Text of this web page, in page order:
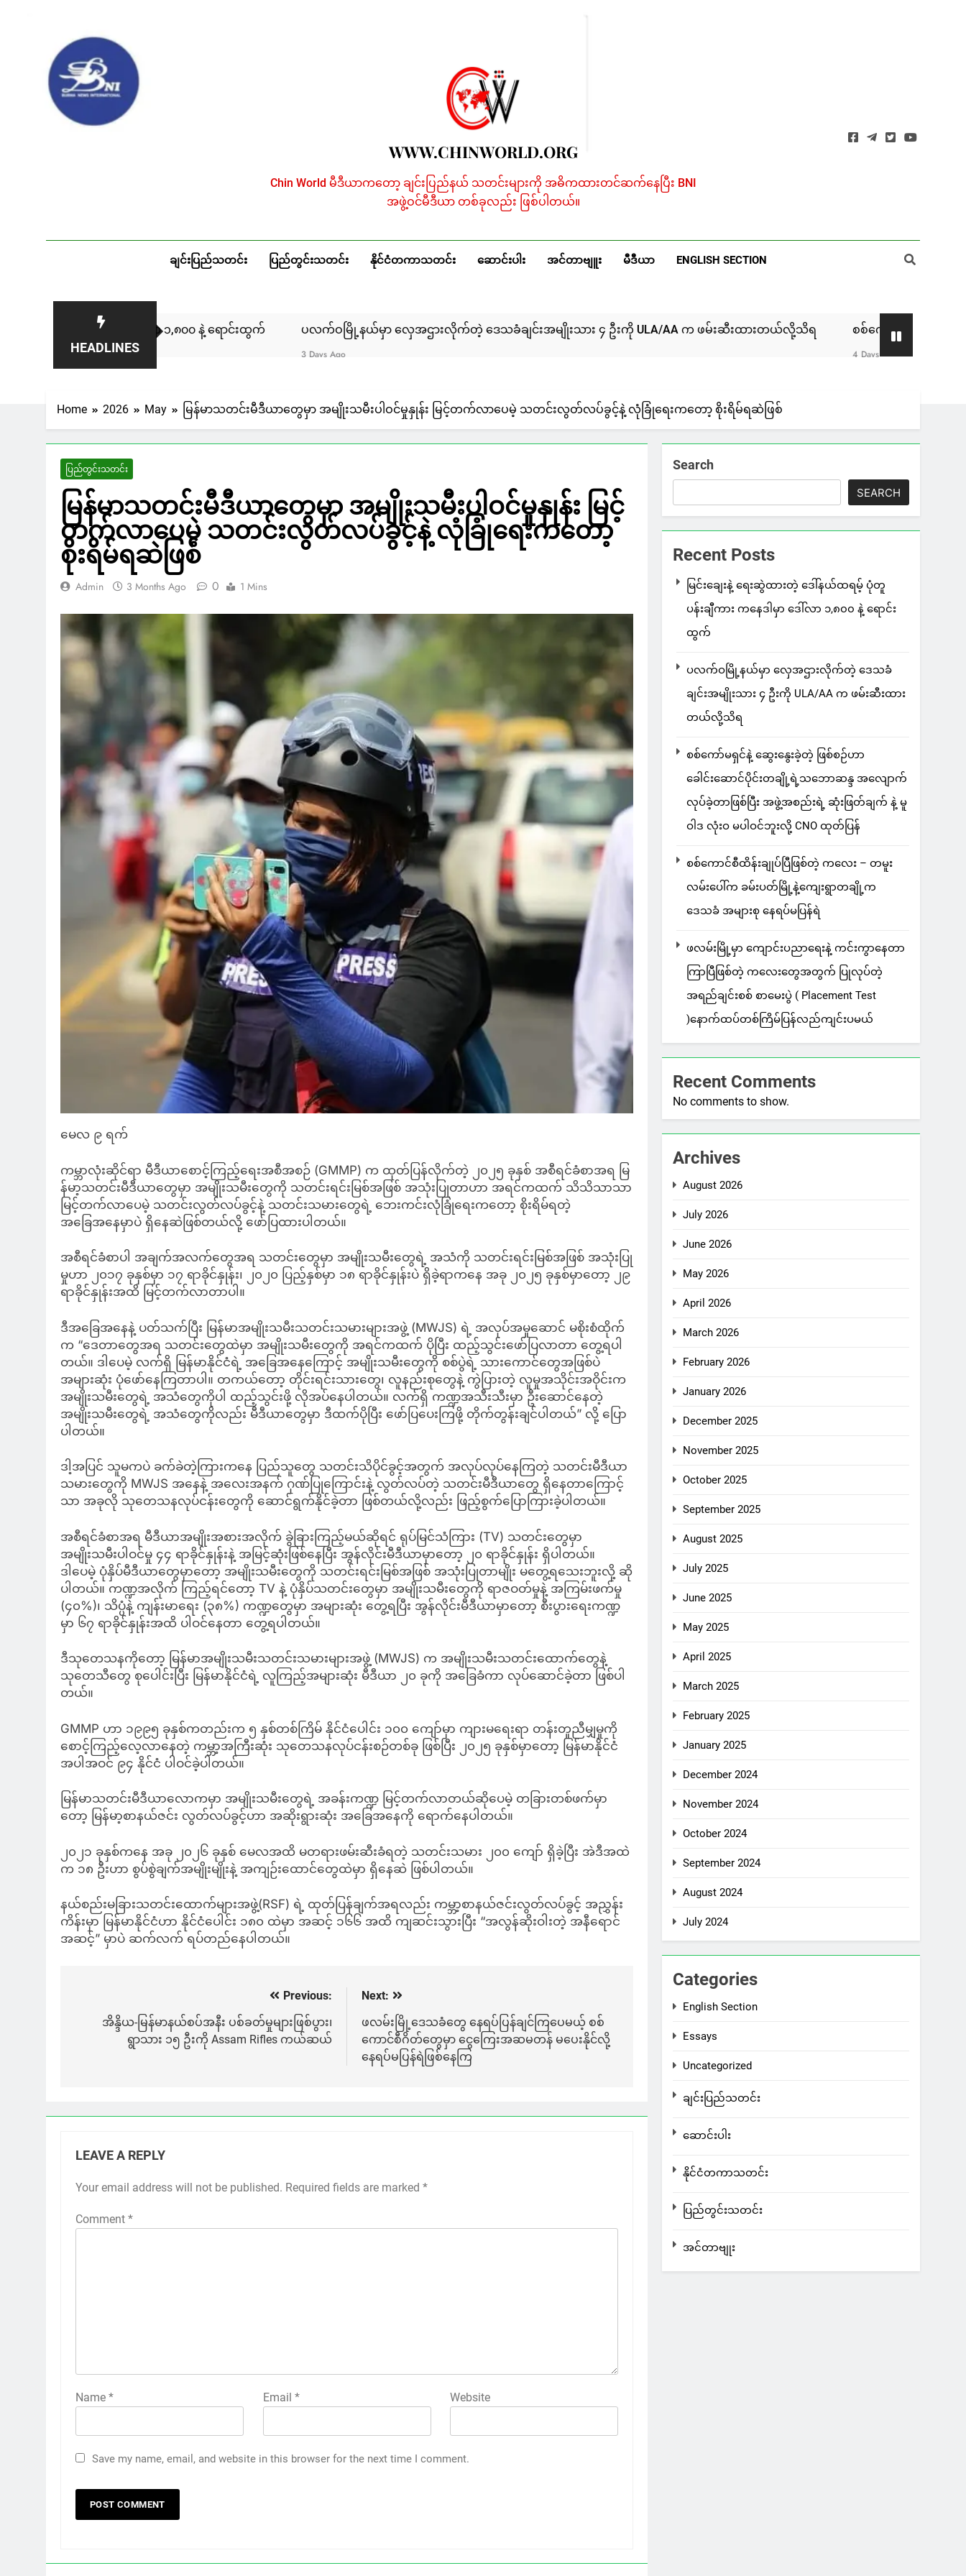
WWW.CHINWORLD.ORG
Chin World မီဒီယာကတော့ ချင်းပြည်နယ် သတင်းများကို အဓိကထားတင်ဆက်နေပြီး BNI
အဖွဲ့ဝင်မီဒီယာ တစ်ခုလည်း ဖြစ်ပါတယ်။
ချင်းပြည်သတင်း ပြည်တွင်းသတင်း နိုင်ငံတကာသတင်း ဆောင်းပါး အင်တာဗျူး မီဒီယာ ENGLISH SECTION
HEADLINES
ဒါမှာ ဒေါ်လာ ၁,၈၀၀ နဲ့ ရောင်းထွက် ပလက်ဝမြို့နယ်မှာ လှေအဌားလိုက်တဲ့ ဒေသခံချင်းအမျိုးသား ၄ ဦးကို ULA/AA က ဖမ်းဆီးထားတယ်လို့သိရ စစ်ကော်မရှင်နဲ့ ဆွေးနွေးခဲ့တဲ့ ဖြစ်စဉ်ဟာ
Home 2026 May မြန်မာသတင်းမီဒီယာတွေမှာ အမျိုးသမီးပါဝင်မှုနှုန်း မြင့်တက်လာပေမဲ့ သတင်းလွတ်လပ်ခွင့်နဲ့ လုံခြုံရေးကတော့ စိုးရိမ်ရဆဲဖြစ်
ပြည်တွင်းသတင်း
မြန်မာသတင်းမီဒီယာတွေမှာ အမျိုးသမီးပါဝင်မှုနှုန်း မြင့်
တက်လာပေမဲ့ သတင်းလွတ်လပ်ခွင့်နဲ့ လုံခြုံရေးကတော့
စိုးရိမ်ရဆဲဖြစ်
Admin 3 Months Ago 0 1 Mins
မေလ ၉ ရက်
ကမ္ဘာလုံးဆိုင်ရာ မီဒီယာစောင့်ကြည့်ရေးအစီအစဉ် (GMMP) က ထုတ်ပြန်လိုက်တဲ့ ၂၀၂၅ ခုနှစ် အစီရင်ခံစာအရ မြ
န်မာ့သတင်းမီဒီယာတွေမှာ အမျိုးသမီးတွေကို သတင်းရင်းမြစ်အဖြစ် အသုံးပြုတာဟာ အရင်ကထက် သိသိသာသာ
မြင့်တက်လာပေမဲ့ သတင်းလွတ်လပ်ခွင့်နဲ့ သတင်းသမားတွေရဲ့ ဘေးကင်းလုံခြုံရေးကတော့ စိုးရိမ်ရတဲ့
အခြေအနေမှာပဲ ရှိနေဆဲဖြစ်တယ်လို့ ဖော်ပြထားပါတယ်။
အစီရင်ခံစာပါ အချက်အလက်တွေအရ သတင်းတွေမှာ အမျိုးသမီးတွေရဲ့ အသံကို သတင်းရင်းမြစ်အဖြစ် အသုံးပြု
မှုဟာ ၂၀၁၇ ခုနှစ်မှာ ၁၇ ရာခိုင်နှုန်း၊ ၂၀၂၀ ပြည့်နှစ်မှာ ၁၈ ရာခိုင်နှုန်းပဲ ရှိခဲ့ရာကနေ အခု ၂၀၂၅ ခုနှစ်မှာတော့ ၂၉
ရာခိုင်နှုန်းအထိ မြင့်တက်လာတာပါ။
ဒီအခြေအနေနဲ့ ပတ်သက်ပြီး မြန်မာအမျိုးသမီးသတင်းသမားများအဖွဲ့ (MWJS) ရဲ့ အလုပ်အမှုဆောင် မစိုးစံထိုက်
က “ဒေတာတွေအရ သတင်းတွေထဲမှာ အမျိုးသမီးတွေကို အရင်ကထက် ပိုပြီး ထည့်သွင်းဖော်ပြလာတာ တွေ့ရပါ
တယ်။ ဒါပေမဲ့ လက်ရှိ မြန်မာနိုင်ငံရဲ့ အခြေအနေကြောင့် အမျိုးသမီးတွေကို စစ်ပွဲရဲ့ သားကောင်တွေအဖြစ်ပဲ
အများဆုံး ပုံဖော်နေကြတာပါ။ တကယ်တော့ တိုင်းရင်းသားတွေ၊ လူနည်းစုတွေနဲ့ ကွဲပြားတဲ့ လူမှုအသိုင်းအဝိုင်းက
အမျိုးသမီးတွေရဲ့ အသံတွေကိုပါ ထည့်သွင်းဖို့ လိုအပ်နေပါတယ်။ လက်ရှိ ကဏ္ဍအသီးသီးမှာ ဦးဆောင်နေတဲ့
အမျိုးသမီးတွေရဲ့ အသံတွေကိုလည်း မီဒီယာတွေမှာ ဒီထက်ပိုပြီး ဖော်ပြပေးကြဖို့ တိုက်တွန်းချင်ပါတယ်” လို့ ပြော
ပါတယ်။
ဒါ့အပြင် သူမကပဲ ခက်ခဲတဲ့ကြားကနေ ပြည်သူတွေ သတင်းသိပိုင်ခွင့်အတွက် အလုပ်လုပ်နေကြတဲ့ သတင်းမီဒီယာ
သမားတွေကို MWJS အနေနဲ့ အလေးအနက် ဂုဏ်ပြုကြောင်းနဲ့ လွတ်လပ်တဲ့ သတင်းမီဒီယာတွေ ရှိနေတာကြောင့်
သာ အခုလို သုတေသနလုပ်ငန်းတွေကို ဆောင်ရွက်နိုင်ခဲ့တာ ဖြစ်တယ်လို့လည်း ဖြည့်စွက်ပြောကြားခဲ့ပါတယ်။
အစီရင်ခံစာအရ မီဒီယာအမျိုးအစားအလိုက် ခွဲခြားကြည့်မယ်ဆိုရင် ရုပ်မြင်သံကြား (TV) သတင်းတွေမှာ
အမျိုးသမီးပါဝင်မှု ၄၄ ရာခိုင်နှုန်းနဲ့ အမြင့်ဆုံးဖြစ်နေပြီး အွန်လိုင်းမီဒီယာမှာတော့ ၂၀ ရာခိုင်နှုန်း ရှိပါတယ်။
ဒါပေမဲ့ ပုံနှိပ်မီဒီယာတွေမှာတော့ အမျိုးသမီးတွေကို သတင်းရင်းမြစ်အဖြစ် အသုံးပြုတာမျိုး မတွေ့ရသေးဘူးလို့ ဆို
ပါတယ်။ ကဏ္ဍအလိုက် ကြည့်ရင်တော့ TV နဲ့ ပုံနှိပ်သတင်းတွေမှာ အမျိုးသမီးတွေကို ရာဇဝတ်မှုနဲ့ အကြမ်းဖက်မှု
(၄၀%)၊ သိပ္ပံနဲ့ ကျန်းမာရေး (၃၈%) ကဏ္ဍတွေမှာ အများဆုံး တွေ့ရပြီး အွန်လိုင်းမီဒီယာမှာတော့ စီးပွားရေးကဏ္ဍ
မှာ ၆၇ ရာခိုင်နှုန်းအထိ ပါဝင်နေတာ တွေ့ရပါတယ်။
ဒီသုတေသနကိုတော့ မြန်မာအမျိုးသမီးသတင်းသမားများအဖွဲ့ (MWJS) က အမျိုးသမီးသတင်းထောက်တွေနဲ့
သုတေသီတွေ စုပေါင်းပြီး မြန်မာနိုင်ငံရဲ့ လူကြည့်အများဆုံး မီဒီယာ ၂၀ ခုကို အခြေခံကာ လုပ်ဆောင်ခဲ့တာ ဖြစ်ပါ
တယ်။
GMMP ဟာ ၁၉၉၅ ခုနှစ်ကတည်းက ၅ နှစ်တစ်ကြိမ် နိုင်ငံပေါင်း ၁၀၀ ကျော်မှာ ကျားမရေးရာ တန်းတူညီမျှမှုကို
စောင့်ကြည့်လေ့လာနေတဲ့ ကမ္ဘာ့အကြီးဆုံး သုတေသနလုပ်ငန်းစဉ်တစ်ခု ဖြစ်ပြီး ၂၀၂၅ ခုနှစ်မှာတော့ မြန်မာနိုင်ငံ
အပါအဝင် ၉၄ နိုင်ငံ ပါဝင်ခဲ့ပါတယ်။
မြန်မာသတင်းမီဒီယာလောကမှာ အမျိုးသမီးတွေရဲ့ အခန်းကဏ္ဍ မြင့်တက်လာတယ်ဆိုပေမဲ့ တခြားတစ်ဖက်မှာ
တော့ မြန်မာ့စာနယ်ဇင်း လွတ်လပ်ခွင့်ဟာ အဆိုးရွားဆုံး အခြေအနေကို ရောက်နေပါတယ်။
၂၀၂၁ ခုနှစ်ကနေ အခု ၂၀၂၆ ခုနှစ် မေလအထိ မတရားဖမ်းဆီးခံရတဲ့ သတင်းသမား ၂၀၀ ကျော် ရှိခဲ့ပြီး အဲဒီအထဲ
က ၁၈ ဦးဟာ စွပ်စွဲချက်အမျိုးမျိုးနဲ့ အကျဉ်းထောင်တွေထဲမှာ ရှိနေဆဲ ဖြစ်ပါတယ်။
နယ်စည်းမခြားသတင်းထောက်များအဖွဲ့(RSF) ရဲ့ ထုတ်ပြန်ချက်အရလည်း ကမ္ဘာ့စာနယ်ဇင်းလွတ်လပ်ခွင့် အညွှန်း
ကိန်းမှာ မြန်မာနိုင်ငံဟာ နိုင်ငံပေါင်း ၁၈၀ ထဲမှာ အဆင့် ၁၆၆ အထိ ကျဆင်းသွားပြီး “အလွန်ဆိုးဝါးတဲ့ အနီရောင်
အဆင့်” မှာပဲ ဆက်လက် ရပ်တည်နေပါတယ်။
navigation
Previous:
အိန္ဒိယ-မြန်မာနယ်စပ်အနီး ပစ်ခတ်မှုများဖြစ်ပွား၊
ရွာသား ၁၅ ဦးကို Assam Rifles ကယ်ဆယ်
Next:
ဖလမ်းမြို့ဒေသခံတွေ နေရပ်ပြန်ချင်ကြပေမယ့် စစ်
ကောင်စီဂိတ်တွေမှာ ငွေကြေးအဆမတန် မပေးနိုင်လို့
နေရပ်မပြန်ရဲဖြစ်နေကြ
LEAVE A REPLY
Your email address will not be published. Required fields are marked *
Comment *
Name * Email * Website
Save my name, email, and website in this browser for the next time I comment.
Search
SEARCH
Recent Posts
မြင်းချေးနဲ့ ရေးဆွဲထားတဲ့ ဒေါ်နယ်ထရမ့် ပုံတူ
ပန်းချီကား ကနေဒါမှာ ဒေါ်လာ ၁,၈၀၀ နဲ့ ရောင်း
ထွက်
ပလက်ဝမြို့နယ်မှာ လှေအဌားလိုက်တဲ့ ဒေသခံ
ချင်းအမျိုးသား ၄ ဦးကို ULA/AA က ဖမ်းဆီးထား
တယ်လို့သိရ
စစ်ကော်မရှင်နဲ့ ဆွေးနွေးခဲ့တဲ့ ဖြစ်စဉ်ဟာ
ခေါင်းဆောင်ပိုင်းတချို့ရဲ့သဘောဆန္ဒ အလျောက်
လုပ်ခဲ့တာဖြစ်ပြီး အဖွဲ့အစည်းရဲ့ ဆုံးဖြတ်ချက် နဲ့ မူ
ဝါဒ လုံးဝ မပါဝင်ဘူးလို့ CNO ထုတ်ပြန်
စစ်ကောင်စီထိန်းချုပ်ပြီဖြစ်တဲ့ ကလေး – တမူး
လမ်းပေါ်က ခမ်းပတ်မြို့နဲ့ကျေးရွာတချို့က
ဒေသခံ အများစု နေရပ်မပြန်ရဲ
ဖလမ်းမြို့မှာ ကျောင်းပညာရေးနဲ့ ကင်းကွာနေတာ
ကြာပြီဖြစ်တဲ့ ကလေးတွေအတွက် ပြုလုပ်တဲ့
အရည်ချင်းစစ် စာမေးပွဲ ( Placement Test
)နောက်ထပ်တစ်ကြိမ်ပြန်လည်ကျင်းပမယ်
Recent Comments
No comments to show.
Archives
August 2026
July 2026
June 2026
May 2026
April 2026
March 2026
February 2026
January 2026
December 2025
November 2025
October 2025
September 2025
August 2025
July 2025
June 2025
May 2025
April 2025
March 2025
February 2025
January 2025
December 2024
November 2024
October 2024
September 2024
August 2024
July 2024
Categories
English Section
Essays
Uncategorized
ချင်းပြည်သတင်း
ဆောင်းပါး
နိုင်ငံတကာသတင်း
ပြည်တွင်းသတင်း
အင်တာဗျုး